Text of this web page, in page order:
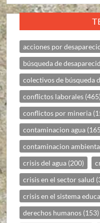
acciones por
búsqueda de
colectivos de búsqueda
conflictos laborales (465)
conflictos por mineria
contaminacion agua
contaminacion
crisis del agua (200)
crisis en el sector salud
crisis en el sistema
derechos humanos (153)